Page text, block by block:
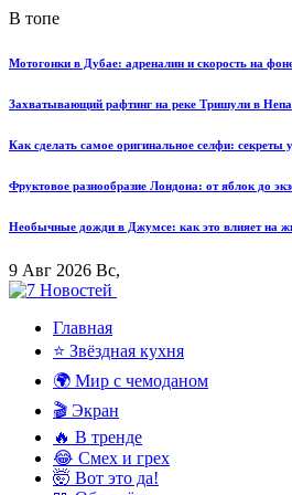
В топе
Мотогонки в Дубае: адреналин и скорость на
Захватывающий рафтинг на реке Тришули в
Как сделать самое оригинальное селфи: секреты
Фруктовое разнообразие Лондона: от яблок до
Необычные дожди в Джумсе: как это влияет на
9 Авг 2026 Вс,
Главная
⭐ Звёздная кухня
🌍 Мир с чемоданом
🎬 Экран
🔥 В тренде
😂 Смех и грех
🤯 Вот это да!